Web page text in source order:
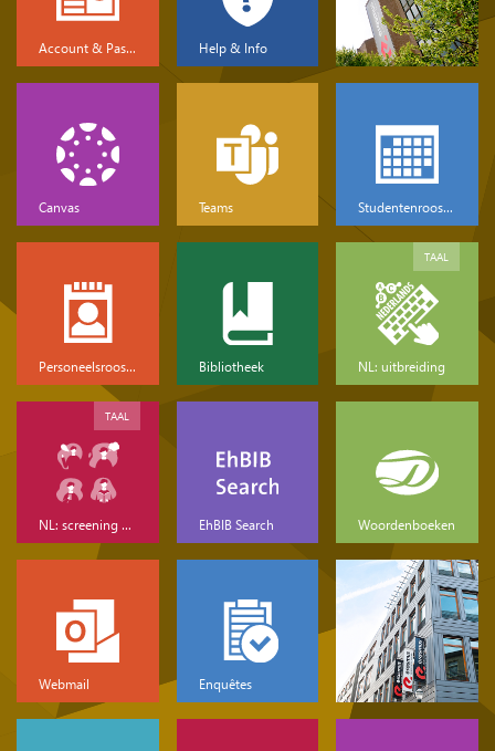
Account & Password Help & Info
Canvas Teams Studentenrooster
Personeelsrooster Bibliotheek NL: uitbreiding
TAAL
NL: screening & basis
TAAL
EhBIB Search Woordenboeken
Webmail Enquêtes